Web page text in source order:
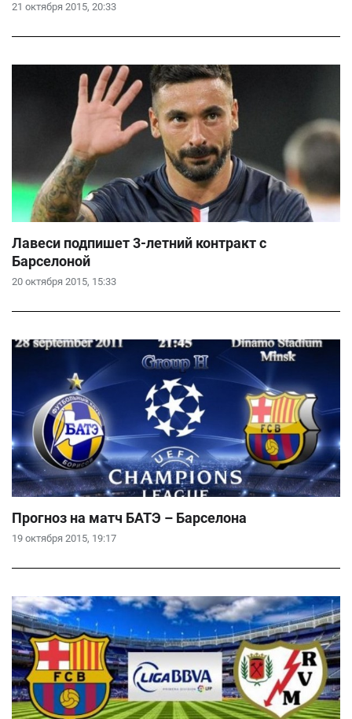
21 октября 2015, 20:33
20 октября 2015, 15:33
Лавеси подпишет 3-летний контракт с
Барселоной
19 октября 2015, 19:17
Прогноз на матч БАТЭ – Барселона